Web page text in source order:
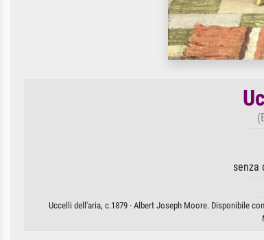
senza
Uccelli dell'aria, c.1879 · Albert Joseph Moore. Disponibile